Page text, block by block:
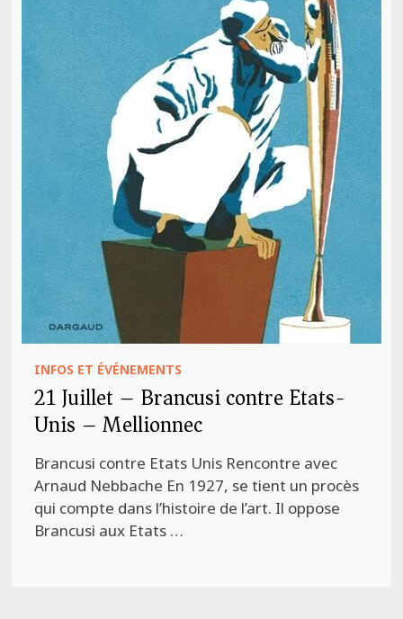
INFOS ET ÉVÉNEMENTS
21 Juillet – Brancusi contre Etats-
Unis – Mellionnec
Brancusi contre Etats Unis Rencontre avec
Arnaud Nebbache En 1927, se tient un procès
qui compte dans l’histoire de l’art. Il oppose
Brancusi aux Etats …